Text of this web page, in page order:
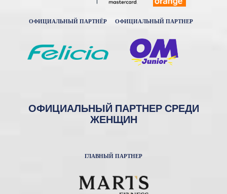
ОФИЦИАЛЬНЫЙ ПАРТНЁР ОФИЦИАЛЬНЫЙ ПАРТНЕР
ОФИЦИАЛЬНЫЙ ПАРТНЕР СРЕДИ
ЖЕНЩИН
ГЛАВНЫЙ ПАРТНЕР